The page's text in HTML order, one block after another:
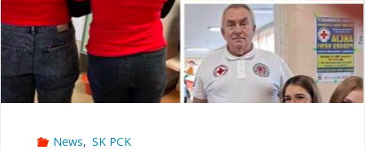
News, SK PCK